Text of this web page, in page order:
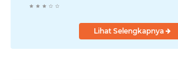
Lihat Selengkapnya